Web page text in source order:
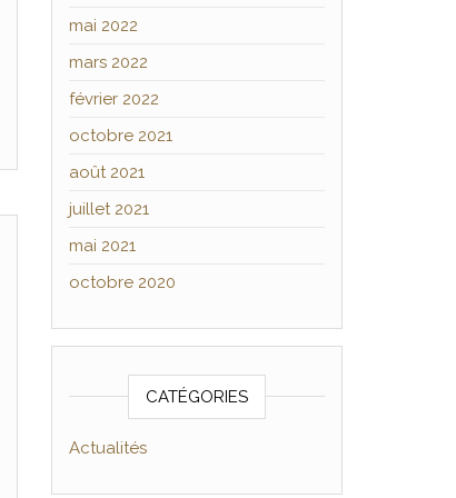
mai 2022
mars 2022
février 2022
octobre 2021
août 2021
juillet 2021
mai 2021
octobre 2020
CATÉGORIES
Actualités